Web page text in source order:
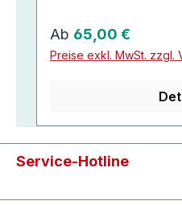
Regulärer Preis:
Ab 65,00 €
Preise exkl. MwSt. zzgl.
Service-Hotline